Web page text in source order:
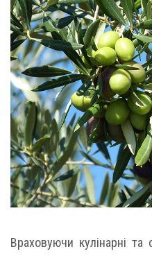
Враховуючи кулінарні та